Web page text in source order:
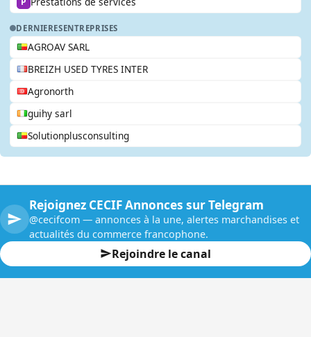
DERNIERESENTREPRISES
AGROAV SARL
BREIZH USED TYRES INTER
Agronorth
guihy sarl
Solutionplusconsulting
Rejoignez CECIF Annonces sur Telegram
@cecifcom — annonces à la une, alertes marchandises et
actualités du commerce francophone.
Rejoindre le canal